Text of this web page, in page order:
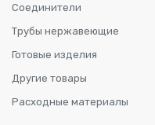
Соединители
Трубы нержавеющие
Готовые изделия
Другие товары
Расходные материалы